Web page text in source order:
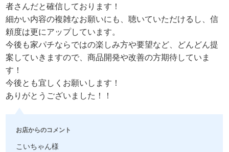
者さんだと確信しております！
細かい内容の複雑なお願いにも、聴いていただけるし、信
頼度は更にアップしています。
今後も家パチならではの楽しみ方や要望など、どんどん提
案していきますので、商品開発や改善の方期待していま
す！
今後とも宜しくお願いします！
ありがとうございました！！
お店からのコメント
こいちゃん様